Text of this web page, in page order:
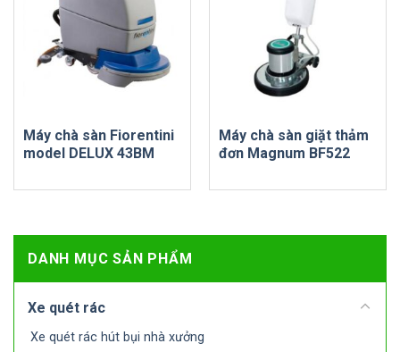
DANH MỤC SẢN PHẨM
Xe quét rác
Xe quét rác hút bụi nhà xưởng
Máy chà sàn Fiorentini
model DELUX 43BM
Máy chà sàn giặt thảm
đơn Magnum BF522